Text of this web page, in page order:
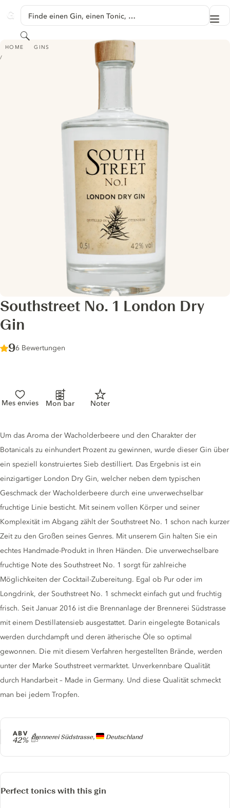
GINVENTORY
Finde einen Gin, einen Tonic, …
Suchen
HOME GINS
SOUTHSTREET NO. 1 LONDON DRY GIN
Southstreet No. 1 London Dry
Gin
Score :
9/ 10
6 Bewertungen
Mes envies Mon bar Noter
Producer
Brennerei Südstrasse, Deutschland
ABV
42%
Gin description
Um das Aroma der Wacholderbeere und den Charakter der
Botanicals zu einhundert Prozent zu gewinnen, wurde dieser Gin über
ein speziell konstruiertes Sieb destilliert. Das Ergebnis ist ein
einzigartiger London Dry Gin, welcher neben dem typischen
Geschmack der Wacholderbeere durch eine unverwechselbar
fruchtige Linie besticht. Mit seinem vollen Körper und seiner
Komplexität im Abgang zählt der Southstreet No. 1 schon nach kurzer
Zeit zu den Großen seines Genres. Mit unserem Gin halten Sie ein
echtes Handmade-Produkt in Ihren Händen. Die unverwechselbare
fruchtige Note des Southstreet No. 1 sorgt für zahlreiche
Möglichkeiten der Cocktail-Zubereitung. Egal ob Pur oder im
Longdrink, der Southstreet No. 1 schmeckt einfach gut und fruchtig
frisch. Seit Januar 2016 ist die Brennanlage der Brennerei Südstrasse
mit einem Destillatensieb ausgestattet. Darin eingelegte Botanicals
werden durchdampft und deren ätherische Öle so optimal
gewonnen. Die mit diesem Verfahren hergestellten Brände, werden
unter der Marke Southstreet vermarktet. Unverkennbare Qualität
durch Handarbeit – Made in Germany. Und diese Qualität schmeckt
man bei jedem Tropfen.
Perfect tonics with this gin